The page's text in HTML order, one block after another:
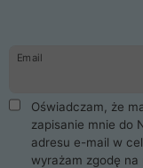
Email
Oświadczam, że
zapisanie mnie do
adresu e-mail w
wyrażam zgodę na